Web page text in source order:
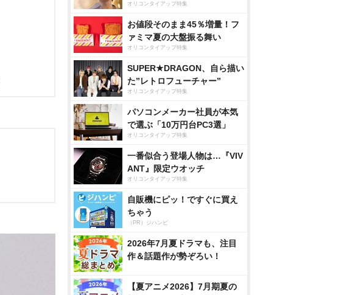
オリコンタイアップ特集
お値段そのまま45％増量！フ
ァミマ夏の大盤振る舞い
オリコンタイアップ特集
SUPER★DRAGON、自ら描い
た”レトロフューチャー”
オリコンタイアップ特集
パソコンメーカー社員が本気
で選ぶ「10万円台PC3選」
オリコンタイアップ特集
一番似合う登場人物は…『VIV
ANT』限定ウオッチ
オリコンタイアップ特集
自販機にピッ！ですぐに買え
ちゃう
（PR）ジハンピ
2026年7月夏ドラマも、注目
作＆話題作が勢ぞろい！
【夏アニメ2026】7月期夏の